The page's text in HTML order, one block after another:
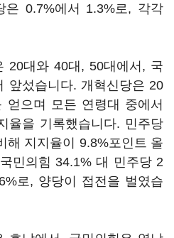
은 0.7%에서 1.3%로, 각각
20대와 40대, 50대에서, 국
앞섰습니다. 개혁신당은 20
얻으며 모든 연령대 중에서
율을 기록했습니다. 민주당
해 지지율이 9.8%포인트 올
민의힘 34.1% 대 민주당 2
로, 양당이 접전을 벌였습